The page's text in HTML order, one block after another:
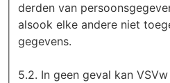
derden van
alsook elke andere niet
gegevens.
5.2. In geen geval kan